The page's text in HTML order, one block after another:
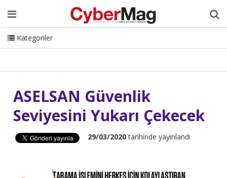
Ana Sayfa Hakkımızda Dergi Editörden
Danışmanlık
ISC Turkey Sizden Gelenler
İletişim
CyberMag Logo
Kategoriler
ASELSAN Güvenlik
Seviyesini Yukarı Çekecek
29/03/2020tarihinde yayınlandı